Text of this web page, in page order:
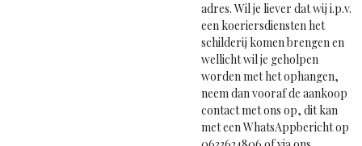
adres. Wil je liever dat wij i.p.v.
een koeriersdiensten het
schilderij komen brengen en
wellicht wil je geholpen
worden met het ophangen,
neem dan vooraf de aankoop
contact met ons op, dit kan
met een WhatsAppbericht op